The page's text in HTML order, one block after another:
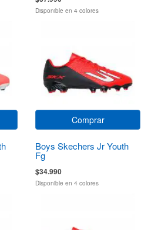
Disponible en 4 colores
Comprar
Boys Skechers Jr Youth
Fg
$34.990
Disponible en 4 colores